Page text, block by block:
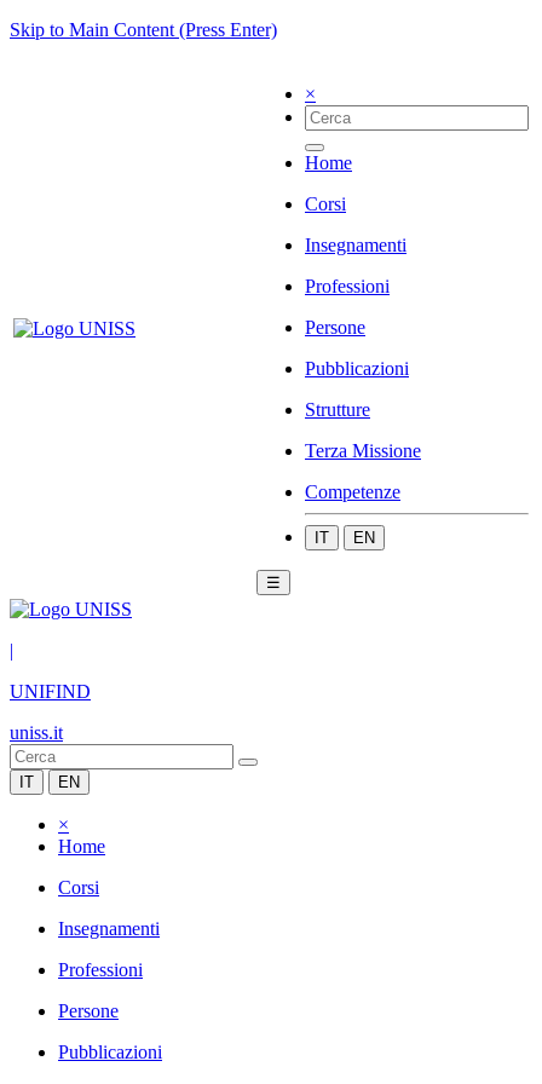
Skip to Main Content (Press Enter)
×
Home
Corsi
Insegnamenti
Professioni
Persone
Pubblicazioni
Strutture
Terza Missione
Competenze
IT EN
☰
|
UNIFIND
uniss.it
IT EN
×
Home
Corsi
Insegnamenti
Professioni
Persone
Pubblicazioni